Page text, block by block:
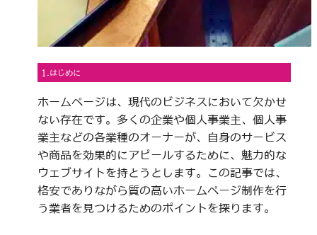
1.はじめに
ホームページは、現代のビジネスにおいて欠かせ
ない存在です。多くの企業や個人事業主、個人事
業主などの各業種のオーナーが、自身のサービス
や商品を効果的にアピールするために、魅力的な
ウェブサイトを持とうとします。この記事では、
格安でありながら質の高いホームページ制作を行
う業者を見つけるためのポイントを探ります。